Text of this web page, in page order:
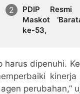
PDIP Resmi
Maskot
ke-53,
harus dipenuhi.
perubahan,”